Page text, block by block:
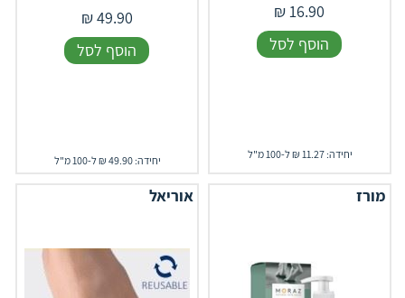
16.90
₪
הוסף לסל
יחידה: 11.27 ₪ ל-100 מ"ל
49.90
₪
הוסף לסל
יחידה: 49.90 ₪ ל-100 מ"ל
מורז אוריאל